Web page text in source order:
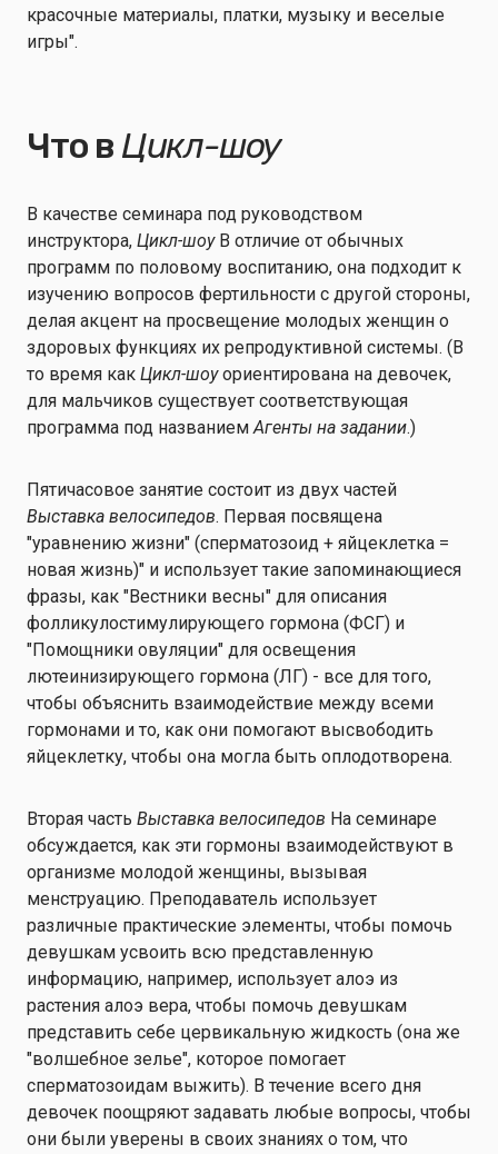
красочные материалы, платки, музыку и веселые
игры".
Что в Цикл-шоу
В качестве семинара под руководством
инструктора, Цикл-шоуВ отличие от обычных
программ по половому воспитанию, она подходит к
изучению вопросов фертильности с другой стороны,
делая акцент на просвещение молодых женщин о
здоровых функциях их репродуктивной системы. (В
то время как Цикл-шоуориентирована на девочек,
для мальчиков существует соответствующая
программа под названиемАгенты на задании.)
Пятичасовое занятие состоит из двух частей
Выставка велосипедов. Первая посвящена
"уравнению жизни" (сперматозоид + яйцеклетка =
новая жизнь)" и использует такие запоминающиеся
фразы, как "Вестники весны" для описания
фолликулостимулирующего гормона (ФСГ) и
"Помощники овуляции" для освещения
лютеинизирующего гормона (ЛГ) - все для того,
чтобы объяснить взаимодействие между всеми
гормонами и то, как они помогают высвободить
яйцеклетку, чтобы она могла быть оплодотворена.
Вторая часть Выставка велосипедов На семинаре
обсуждается, как эти гормоны взаимодействуют в
организме молодой женщины, вызывая
менструацию. Преподаватель использует
различные практические элементы, чтобы помочь
девушкам усвоить всю представленную
информацию, например, использует алоэ из
растения алоэ вера, чтобы помочь девушкам
представить себе цервикальную жидкость (она же
"волшебное зелье", которое помогает
сперматозоидам выжить). В течение всего дня
девочек поощряют задавать любые вопросы, чтобы
они были уверены в своих знаниях о том, что